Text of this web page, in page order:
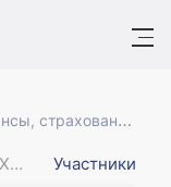
маркетинг
№ XXXXXXX Участники